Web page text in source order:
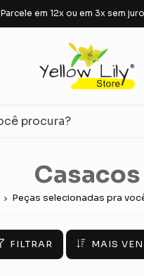
Parcele em 12x ou em 3x sem
Casacos
Peças selecionadas pra
FILTRAR MAIS